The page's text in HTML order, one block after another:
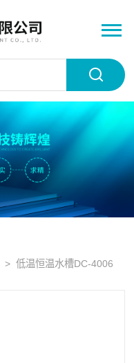
> 低温恒温水槽DC-4006